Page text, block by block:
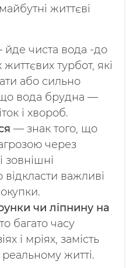
життєві
чиста вода -до
турбот, які
або сильно
вода брудна —
і хвороб.
— знак того, що
через
зовнішні
важливі
чи ліпнину на
багато часу
і мріях, замість
житті.